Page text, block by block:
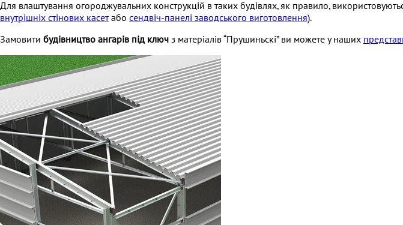
Для влаштування огороджувальних конструкцій в таких будівлях, як правило,
внутрішніх стінових касетабо сендвіч-панелі заводського виготовлення).
Замовити будівництво ангарів під ключ з матеріалів “Прушиньскі” ви можете у наших